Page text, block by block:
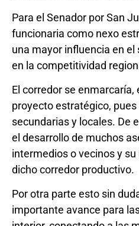
Para el Senador por San
funcionaria como nexo
una mayor influencia en
en la competitividad
El corredor se enmarcaría,
proyecto estratégico,
secundarias y locales. De
el desarrollo de muchos
intermedios o vecinos y
dicho corredor productivo.
Por otra parte esto sin
importante avance para